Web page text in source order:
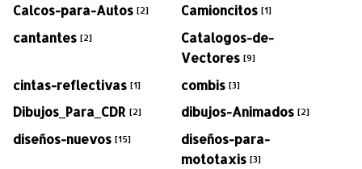
Calcos-para-Autos [2] Camioncitos [1]
cantantes [2]
Catalogos-de-
Vectores [9]
cintas-reflectivas [1] combis [3]
Dibujos_Para_CDR [2] dibujos-Animados [2]
diseños-nuevos [15]
diseños-para-
mototaxis [3]